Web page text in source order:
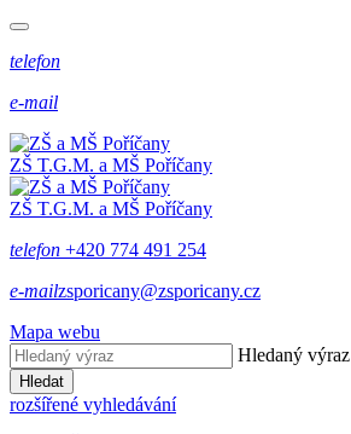
telefon
e-mail
ZŠ T.G.M. a MŠ Poříčany
ZŠ T.G.M. a MŠ Poříčany
telefon +420 774 491 254
e-mailzsporicany@zsporicany.cz
Mapa webu
Hledaný výraz
Hledat
rozšířené vyhledávání